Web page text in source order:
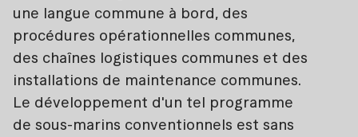
une langue commune à bord, des
procédures opérationnelles communes,
des chaînes logistiques communes et des
installations de maintenance communes.
Le développement d'un tel programme
de sous-marins conventionnels est sans